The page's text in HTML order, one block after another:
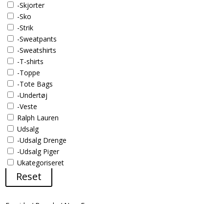
-Skjorter
-Sko
-Strik
-Sweatpants
-Sweatshirts
-T-shirts
-Toppe
-Tote Bags
-Undertøj
-Veste
Ralph Lauren
Udsalg
-Udsalg Drenge
-Udsalg Piger
Ukategoriseret
Reset